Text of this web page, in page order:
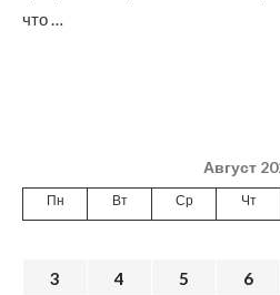
что …
Август
Пн Вт Ср Чт
3
4 5 6